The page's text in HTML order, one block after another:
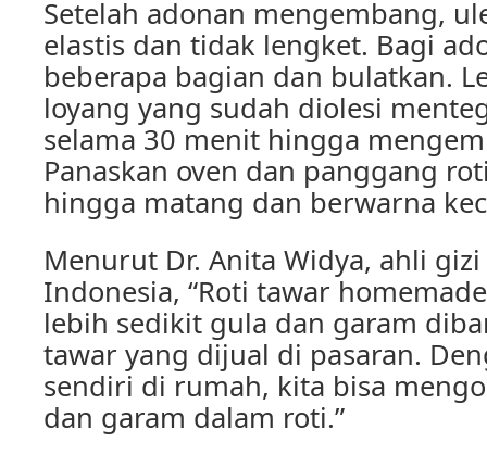
Setelah adonan mengembang,
elastis dan tidak lengket. Bagi
beberapa bagian dan bulatkan.
loyang yang sudah diolesi
selama 30 menit hingga
Panaskan oven dan panggang
hingga matang dan berwarna
Menurut Dr. Anita Widya, ahli
Indonesia, “Roti tawar
lebih sedikit gula dan garam
tawar yang dijual di pasaran.
sendiri di rumah, kita bisa
dan garam dalam roti.”